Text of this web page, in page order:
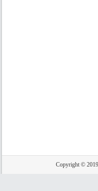
Copyright ©